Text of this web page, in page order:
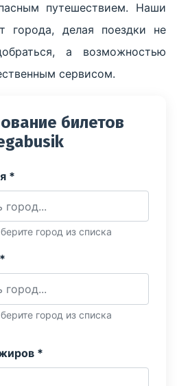
путешествием. Наши
города, делая поездки не
а возможностью
сервисом.
билетов
*
город из списка
город из списка
*